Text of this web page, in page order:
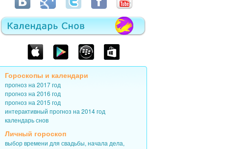
Гороскопы и календари
прогноз на 2017 год
прогноз на 2016 год
прогноз на 2015 год
интерактивный прогноз на 2014 год
календарь снов
Личный гороскоп
выбор времени для свадьбы, начала дела,